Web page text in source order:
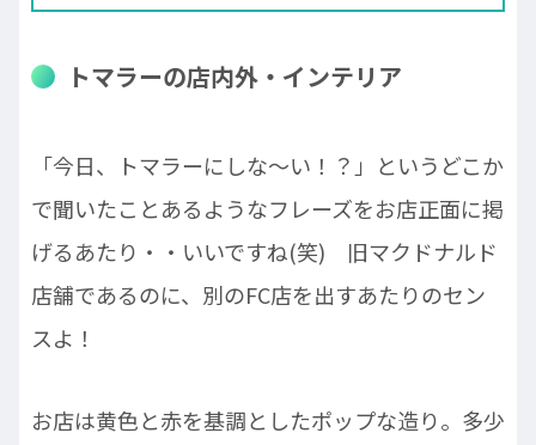
トマラーの店内外・インテリア
「今日、トマラーにしな～い！？」というどこか
で聞いたことあるようなフレーズをお店正面に掲
げるあたり・・いいですね(笑) 旧マクドナルド
店舗であるのに、別のFC店を出すあたりのセン
スよ！
お店は黄色と赤を基調としたポップな造り。多少